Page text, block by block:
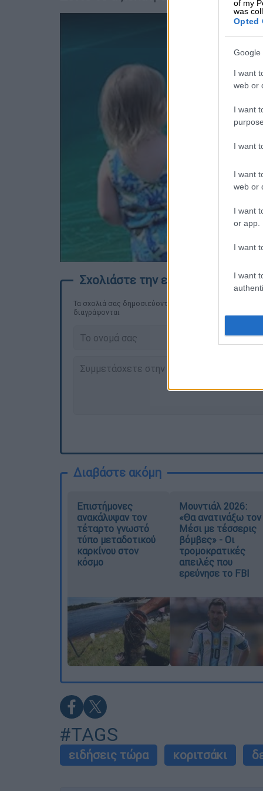
of my
was
Opted
Google
I want
web or
I want
I want
I want
web or
I want
or app.
I want
I want
Τα σχολιά σας δημοσιεύονται άμεσα με δική σας
διαγράφονται
Διαβάστε ακόμη
Επιστήμονες
ανακάλυψαν τον
τέταρτο γνωστό
τύπο μεταδοτικού
καρκίνου στον
κόσμο
Μουντιάλ 2026:
«Θα ανατινάξω τον
Μέσι με τέσσερις
βόμβες» - Οι
τρομοκρατικές
απειλές που
ερεύνησε το FBI
#TAGS
ειδήσεις τώρα κοριτσάκι